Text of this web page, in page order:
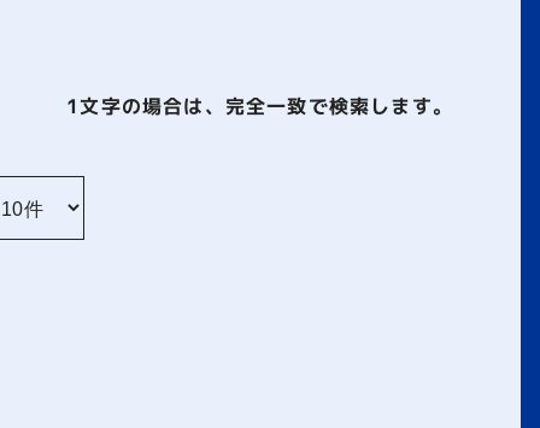
1文字の場合は、完全一致で検索します。